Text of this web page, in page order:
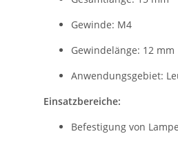
Gewinde: M4
Gewindelänge: 12 mm
Anwendungsgebiet:
Einsatzbereiche:
Befestigung von